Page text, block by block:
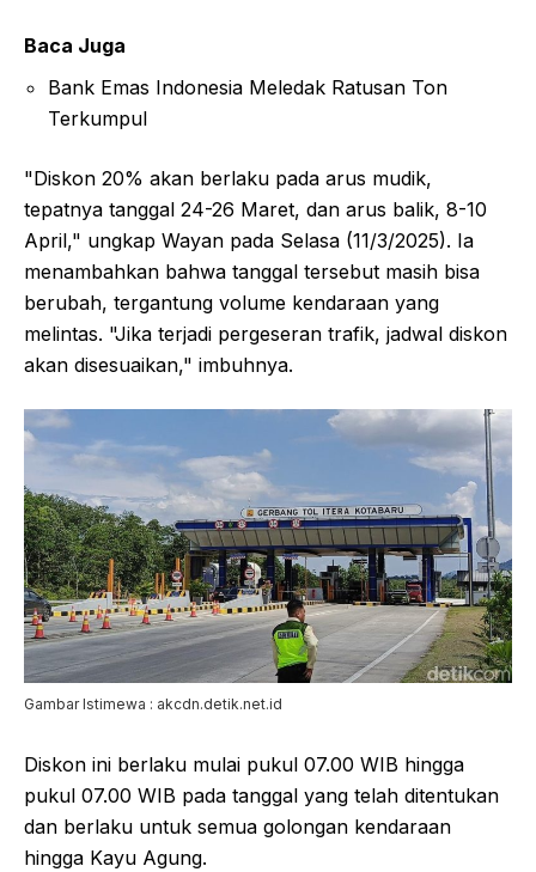
Baca Juga
Bank Emas Indonesia Meledak Ratusan Ton
Terkumpul
"Diskon 20% akan berlaku pada arus mudik,
tepatnya tanggal 24-26 Maret, dan arus balik, 8-10
April," ungkap Wayan pada Selasa (11/3/2025). Ia
menambahkan bahwa tanggal tersebut masih bisa
berubah, tergantung volume kendaraan yang
melintas. "Jika terjadi pergeseran trafik, jadwal diskon
akan disesuaikan," imbuhnya.
Gambar Istimewa : akcdn.detik.net.id
Diskon ini berlaku mulai pukul 07.00 WIB hingga
pukul 07.00 WIB pada tanggal yang telah ditentukan
dan berlaku untuk semua golongan kendaraan
hingga Kayu Agung.